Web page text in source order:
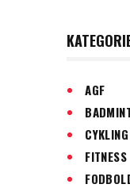
AGF
CYKLING
FITNESS